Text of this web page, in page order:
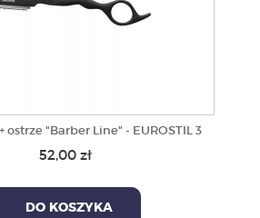
ostrze "Barber Line" - EUROSTIL 3
52,00 zł
DO KOSZYKA